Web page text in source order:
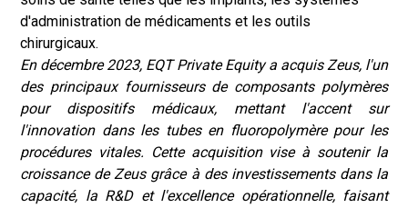
d'administration de médicaments et les outils
chirurgicaux.
En décembre 2023, EQT Private Equity a acquis Zeus, l'un
des principaux fournisseurs de composants polymères
pour dispositifs médicaux, mettant l'accent sur
l'innovation dans les tubes en fluoropolymère pour les
procédures vitales. Cette acquisition vise à soutenir la
croissance de Zeus grâce à des investissements dans la
capacité, la R&D et l'excellence opérationnelle, faisant